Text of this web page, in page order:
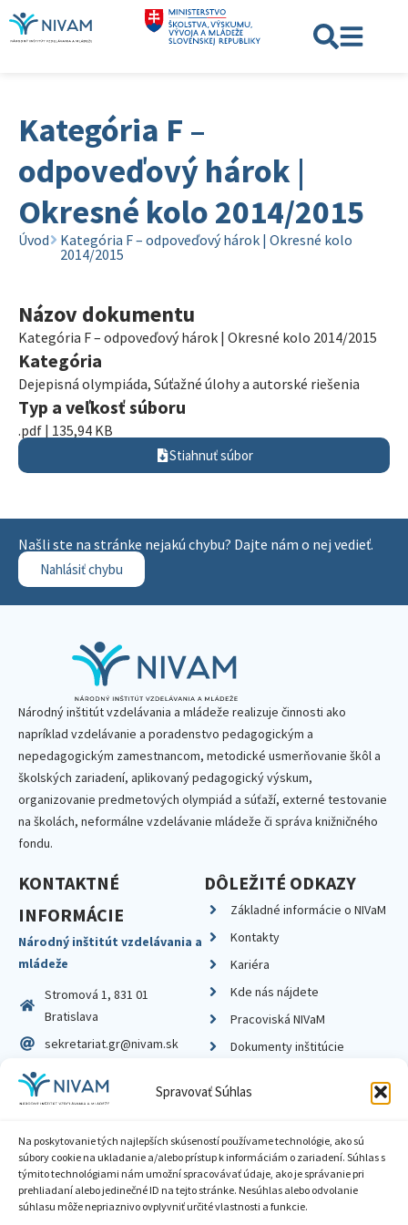
Spravovať Súhlas
Na poskytovanie tých najlepších skúseností používame technológie, ako sú
súbory cookie na ukladanie a/alebo prístup k informáciám o zariadení. Súhlas s
týmito technológiami nám umožní spracovávať údaje, ako je správanie pri
prehliadaní alebo jedinečné ID na tejto stránke. Nesúhlas alebo odvolanie
súhlasu môže nepriaznivo ovplyvniť určité vlastnosti a funkcie.
Kategória F –
odpoveďový hárok |
Okresné kolo 2014/2015
Úvod
Kategória F – odpoveďový hárok | Okresné kolo
2014/2015
Názov dokumentu
Kategória F – odpoveďový hárok | Okresné kolo 2014/2015
Kategória
Dejepisná olympiáda, Súťažné úlohy a autorské riešenia
Typ a veľkosť súboru
.pdf | 135,94 KB
Stiahnuť súbor
Našli ste na stránke nejakú chybu? Dajte nám o nej vedieť.
Nahlásiť chybu
Národný inštitút vzdelávania a mládeže realizuje činnosti ako
napríklad vzdelávanie a poradenstvo pedagogickým a
nepedagogickým zamestnancom, metodické usmerňovanie škôl a
školských zariadení, aplikovaný pedagogický výskum,
organizovanie predmetových olympiád a súťaží, externé testovanie
na školách, neformálne vzdelávanie mládeže či správa knižničného
fondu.
KONTAKTNÉ
INFORMÁCIE
Národný inštitút vzdelávania a
mládeže
Stromová 1, 831 01
Bratislava
sekretariat.gr@nivam.sk
IČO: 00164348
DIČ: 2020798714
DÔLEŽITÉ ODKAZY
Základné informácie o NIVaM
Kontakty
Kariéra
Kde nás nájdete
Pracoviská NIVaM
Dokumenty inštitúcie
Zásady ochrany súkromia